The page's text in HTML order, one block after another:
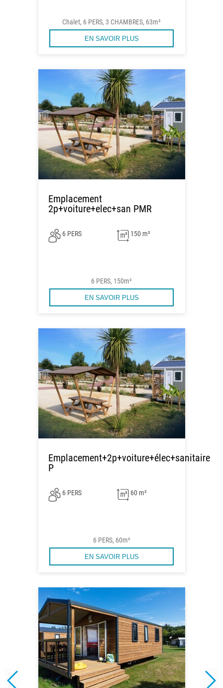
Chalet, 6 PERS, 3 CHAMBRES, 63m²
EN SAVOIR PLUS
Emplacement
2p+voiture+elec+san PMR
6 PERS 150 m²
6 PERS, 150m²
EN SAVOIR PLUS
Emplacement+2p+voiture+élec+sanitaire
P
6 PERS 60 m²
6 PERS, 60m²
EN SAVOIR PLUS